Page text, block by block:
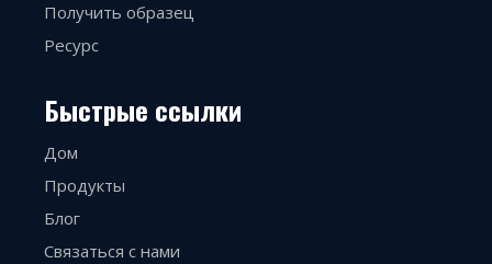
Получить образец
Ресурс
Быстрые ссылки
Дом
Продукты
Блог
Связаться с нами